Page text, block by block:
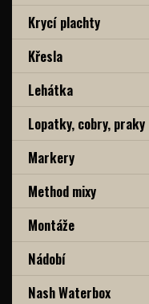
Krycí plachty
Křesla
Lehátka
Lopatky, cobry, praky
Markery
Method mixy
Montáže
Nádobí
Nash Waterbox